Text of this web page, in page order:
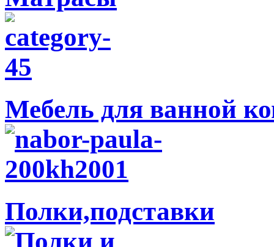
Мебель для ванной
Полки,подставки